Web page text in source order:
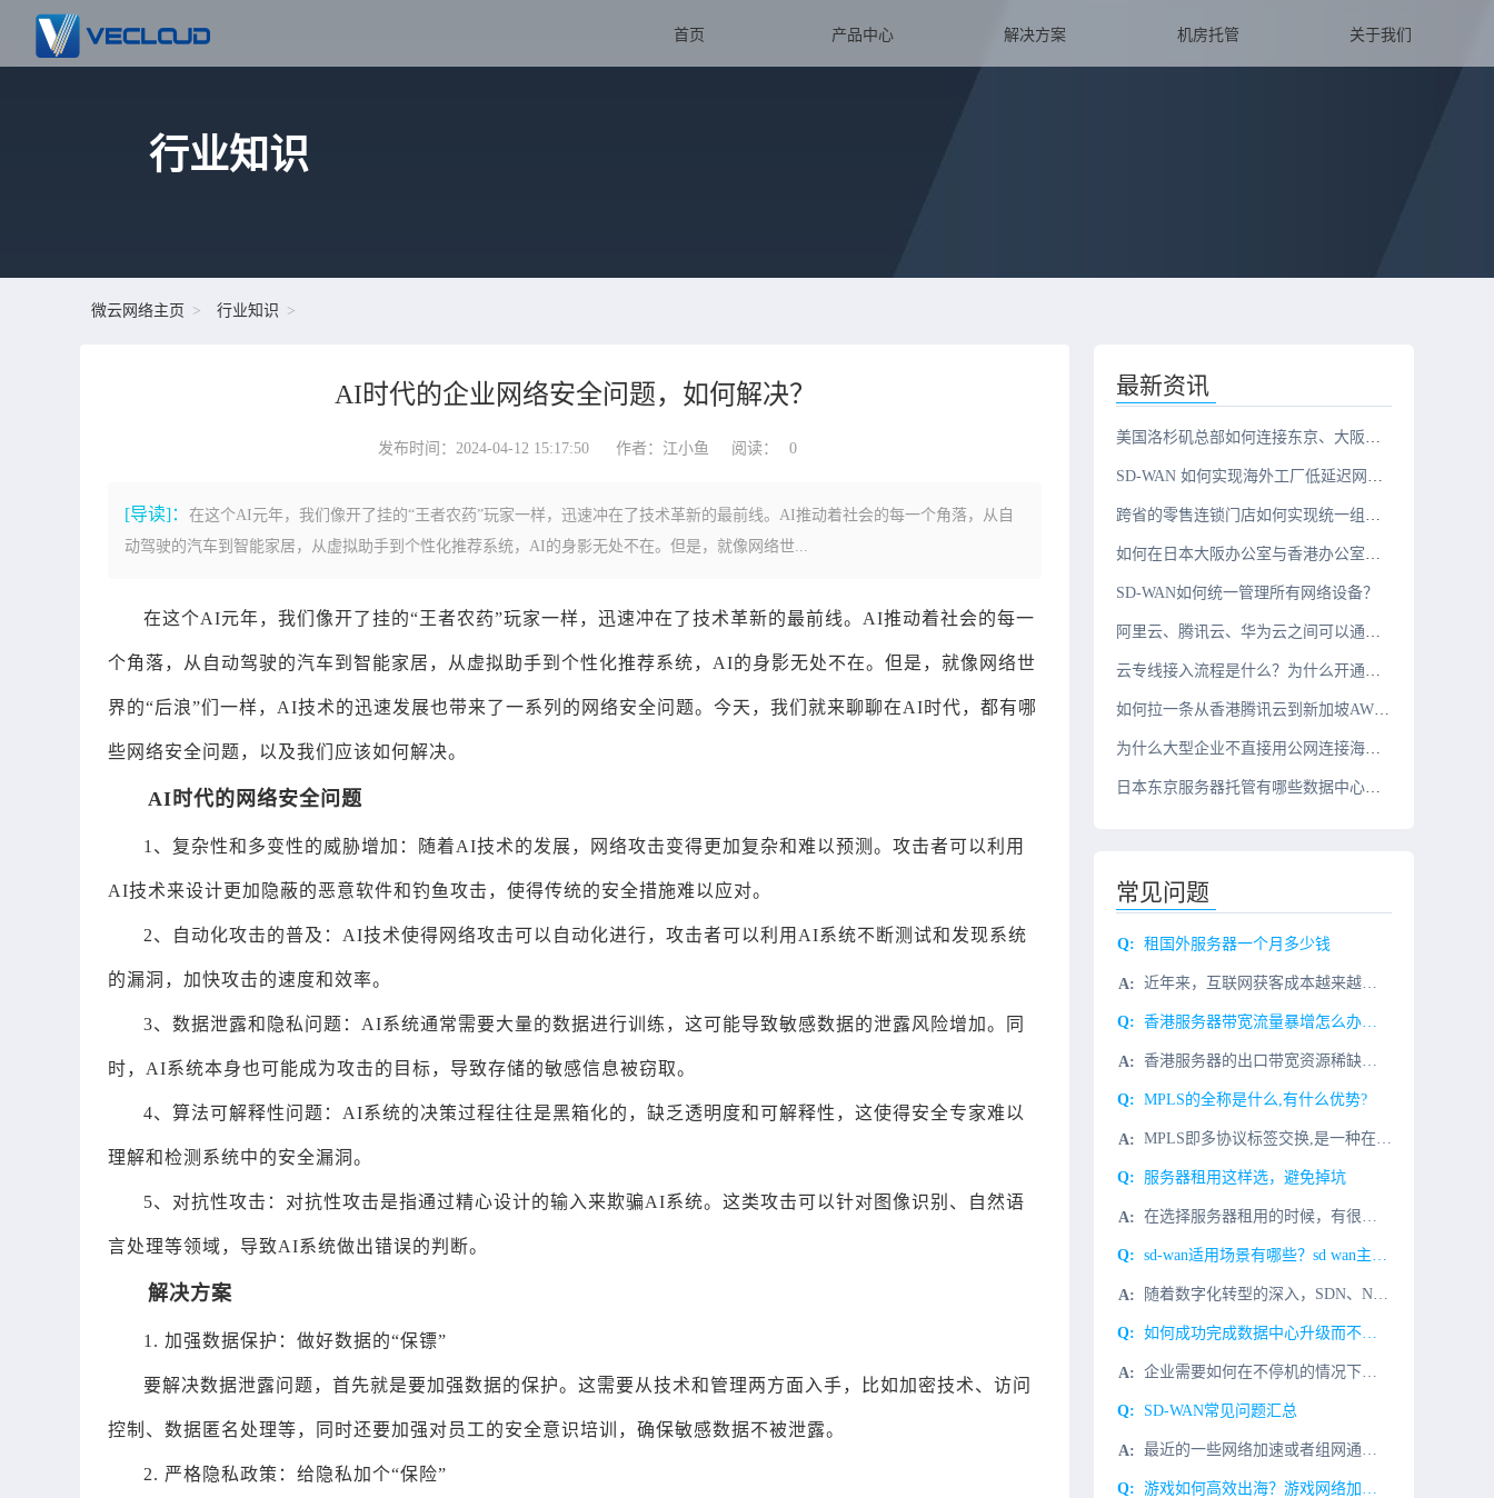
首页 产品中心 解决方案 机房托管 关于我们
行业知识
微云网络主页 行业知识
AI时代的企业网络安全问题，如何解决？
发布时间：2024-04-12 15:17:50 作者：江小鱼 阅读： 0
[导读]： 在这个AI元年，我们像开了挂的“王者农药”玩家一样，迅速冲在了技术革新的最前线。AI推动着社会的每一个角落，从自
动驾驶的汽车到智能家居，从虚拟助手到个性化推荐系统，AI的身影无处不在。但是，就像网络世...
在这个AI元年，我们像开了挂的“王者农药”玩家一样，迅速冲在了技术革新的最前线。AI推动着社会的每一
个角落，从自动驾驶的汽车到智能家居，从虚拟助手到个性化推荐系统，AI的身影无处不在。但是，就像网络世
界的“后浪”们一样，AI技术的迅速发展也带来了一系列的网络安全问题。今天，我们就来聊聊在AI时代，都有哪
些网络安全问题，以及我们应该如何解决。
AI时代的网络安全问题
1、复杂性和多变性的威胁增加：随着AI技术的发展，网络攻击变得更加复杂和难以预测。攻击者可以利用
AI技术来设计更加隐蔽的恶意软件和钓鱼攻击，使得传统的安全措施难以应对。
2、自动化攻击的普及：AI技术使得网络攻击可以自动化进行，攻击者可以利用AI系统不断测试和发现系统
的漏洞，加快攻击的速度和效率。
3、数据泄露和隐私问题：AI系统通常需要大量的数据进行训练，这可能导致敏感数据的泄露风险增加。同
时，AI系统本身也可能成为攻击的目标，导致存储的敏感信息被窃取。
4、算法可解释性问题：AI系统的决策过程往往是黑箱化的，缺乏透明度和可解释性，这使得安全专家难以
理解和检测系统中的安全漏洞。
5、对抗性攻击：对抗性攻击是指通过精心设计的输入来欺骗AI系统。这类攻击可以针对图像识别、自然语
言处理等领域，导致AI系统做出错误的判断。
解决方案
1. 加强数据保护：做好数据的“保镖”
要解决数据泄露问题，首先就是要加强数据的保护。这需要从技术和管理两方面入手，比如加密技术、访问
控制、数据匿名处理等，同时还要加强对员工的安全意识培训，确保敏感数据不被泄露。
2. 严格隐私政策：给隐私加个“保险”
最新资讯
美国洛杉矶总部如何连接东京、大阪、新加坡三地办公室？
SD-WAN 如何实现海外工厂低延迟网络？
跨省的零售连锁门店如何实现统一组网？
如何在日本大阪办公室与香港办公室之间搭建组网？
SD-WAN如何统一管理所有网络设备？
阿里云、腾讯云、华为云之间可以通过云专线互联吗？
云专线接入流程是什么？为什么开通周期需要几周？
如何拉一条从香港腾讯云到新加坡AWS的10G云专线？
为什么大型企业不直接用公网连接海外办公室？
日本东京服务器托管有哪些数据中心推荐？
常见问题
租国外服务器一个月多少钱
近年来，互联网获客成本越来越高，加上疫情对线下商业的打击，线上获客成本中的国外服务器成本愈发引人关注，影响国外服务器租用费用的主要因素就是配置了，然后就是国外服务器的所在
香港服务器带宽流量暴增怎么办？如何解决
香港服务器的出口带宽资源稀缺，不如美国或者国内带宽资源充足，因此当遇上流量大的情况可能会出现服务器负载过大，网站载入时间变长。那么，租用香港服务器作为网站服务器时，出现压力
MPLS的全称是什么,有什么优势?
MPLS即多协议标签交换,是一种在开放的通信网上利用标签引导数据高速、高效传输的新技术。多协议的含义是指MPLS不但可以支持多种网络层层面上的协议,还可以兼容第二层的多种链路层技术。那么它的优势又是什
服务器租用这样选，避免掉坑
在选择服务器租用的时候，有很多商家打着免费服务器租用、低价服务器租用等的口号来推销自己的产品。但是在我们已非常低廉的价格购入某个型号以后，随之而来的后期的续费与服务却是异
sd-wan适用场景有哪些？sd wan主要的应用场景为哪些？
随着数字化转型的深入，SDN、NFV、大数据、Cloud、AI 等新技术的不断发展，以及移动办公、移动 APP的持续进步，企业内部分支与总部之间、企业内部分支之间、企业与企业数据中心云平台之间的交互日
如何成功完成数据中心升级而不停机？
企业需要如何在不停机的情况下准备一个成功的数据中心升级呢?考虑业务相关的问题，而不是IT。首先，这也是最重要的一步：便是要充分了解数据中心的升级是一个业务问题，而不是IT问题。现场实时升级是由业务需求
SD-WAN常见问题汇总
最近的一些网络加速或者组网通讯项目中，经常会有SD-WAN组网优化，因此SD-WAN到底是什么？有什么用用处？为什么类型的客户提供哪些价值？因此，小编针对大家的一些问题，特地做一次汇总,那我们一起往下
游戏如何高效出海？游戏网络加速方案